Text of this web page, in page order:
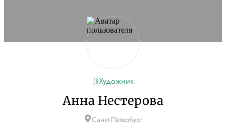
Artists.ru.
Художник
Анна Нестерова
Санкт-Петербург